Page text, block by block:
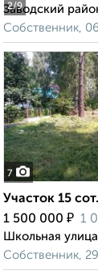
2/9
Заводский
Собственник,
7
Участок 15
1 500 000 ₽ 1
Школьная
Собственник,